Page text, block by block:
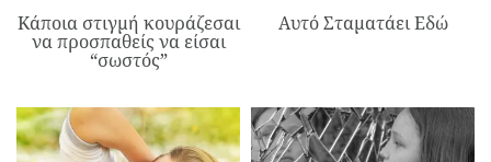
Κάποια στιγμή κουράζεσαι
να προσπαθείς να είσαι
“σωστός”
Αυτό Σταματάει Εδώ